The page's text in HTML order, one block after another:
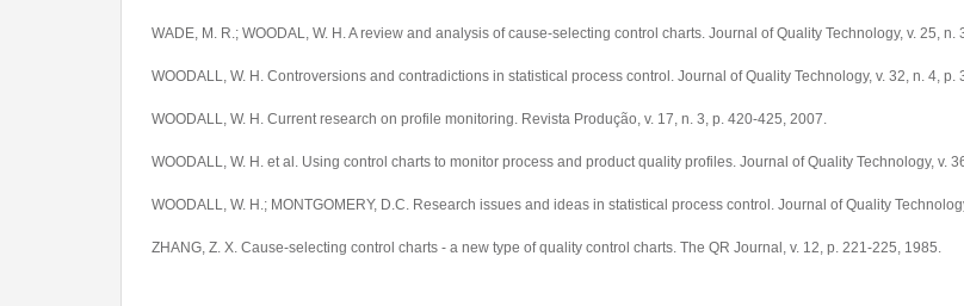
WADE, M. R.; WOODAL, W. H. A review and analysis of cause-selecting control charts. Journal of Quality Technology, v. 25, n.
WOODALL, W. H. Controversions and contradictions in statistical process control. Journal of Quality Technology, v. 32, n. 4, p.
WOODALL, W. H. Current research on profile monitoring. Revista Produção, v. 17, n. 3, p. 420-425, 2007.
WOODALL, W. H. et al. Using control charts to monitor process and product quality profiles. Journal of Quality Technology, v.
WOODALL, W. H.; MONTGOMERY, D.C. Research issues and ideas in statistical process control. Journal of Quality
ZHANG, Z. X. Cause-selecting control charts - a new type of quality control charts. The QR Journal, v. 12, p. 221-225, 1985.